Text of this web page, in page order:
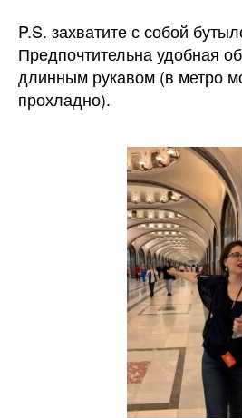
P.S. захватите с собой
Предпочтительна удобная
длинным рукавом (в метро
прохладно).